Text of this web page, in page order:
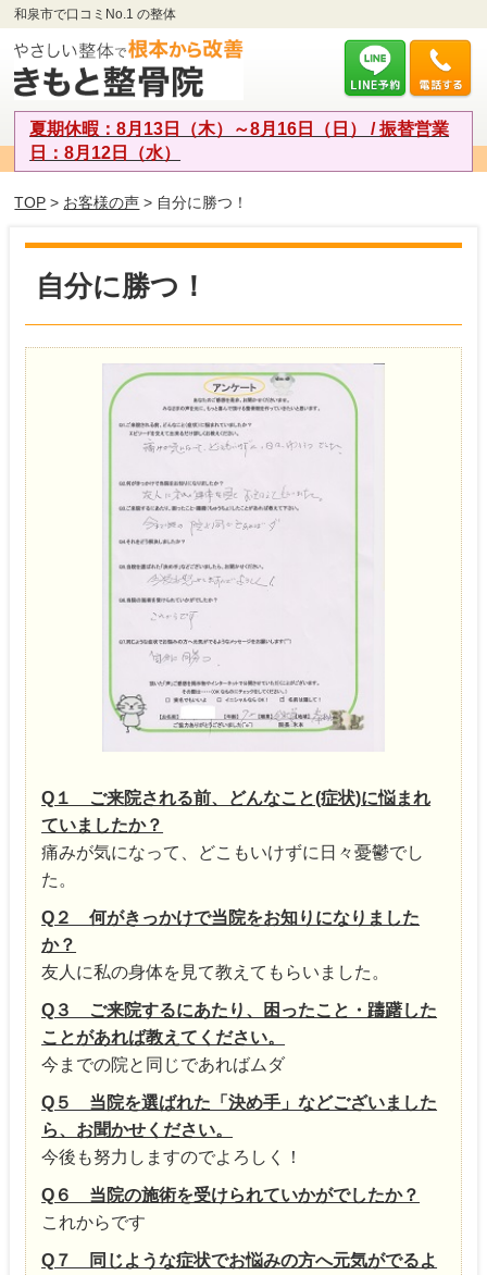
和泉市で口コミNo.1 の整体
夏期休暇：8月13日（木）～8月16日（日） / 振替営業
日：8月12日（水）
TOP > お客様の声 > 自分に勝つ！
自分に勝つ！
Q１ ご来院される前、どんなこと(症状)に悩まれ
ていましたか？
痛みが気になって、どこもいけずに日々憂鬱でし
た。
Q２ 何がきっかけで当院をお知りになりました
か？
友人に私の身体を見て教えてもらいました。
Q３ ご来院するにあたり、困ったこと・躊躇した
ことがあれば教えてください。
今までの院と同じであればムダ
Q５ 当院を選ばれた「決め手」などございました
ら、お聞かせください。
今後も努力しますのでよろしく！
Q６ 当院の施術を受けられていかがでしたか？
これからです
Q７ 同じような症状でお悩みの方へ元気がでるよ